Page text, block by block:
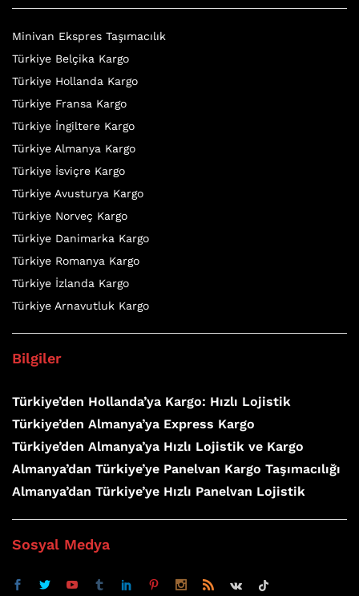
Minivan Ekspres Taşımacılık
Türkiye Belçika Kargo
Türkiye Hollanda Kargo
Türkiye Fransa Kargo
Türkiye İngiltere Kargo
Türkiye Almanya Kargo
Türkiye İsviçre Kargo
Türkiye Avusturya Kargo
Türkiye Norveç Kargo
Türkiye Danimarka Kargo
Türkiye Romanya Kargo
Türkiye İzlanda Kargo
Türkiye Arnavutluk Kargo
Bilgiler
Türkiye’den Hollanda’ya Kargo: Hızlı Lojistik
Türkiye’den Almanya’ya Express Kargo
Türkiye’den Almanya’ya Hızlı Lojistik ve Kargo
Almanya’dan Türkiye’ye Panelvan Kargo Taşımacılığı
Almanya’dan Türkiye’ye Hızlı Panelvan Lojistik
Sosyal Medya